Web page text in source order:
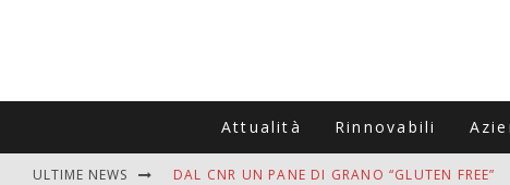
Attualità Rinnovabili
ULTIME NEWS DAL CNR UN PANE DI GRANO “GLUTEN FREE”